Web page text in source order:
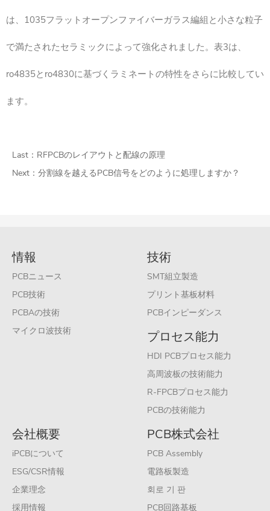
は、1035フラットオープンファイバーガラス編組と小さな粒子
で満たされたセラミックによって強化されました。表3は、
ro4835とro4830に基づくラミネートの特性をさらに比較してい
ます。
Last： RFPCBのレイアウトと配線の原理
Next： 分割線を越えるPCB信号をどのように処理しますか？
情報
PCBニュース
PCB技術
PCBAの技術
マイクロ波技術
技術
SMT組立製造
プリント基板材料
PCBインピーダンス
プロセス能力
HDI PCBプロセス能力
高周波板の技術能力
R-FPCBプロセス能力
PCBの技術能力
会社概要
iPCBについて
ESG/CSR情報
企業理念
採用情報
PCB株式会社
PCB Assembly
電路板製造
회로 기 판
PCB回路基板